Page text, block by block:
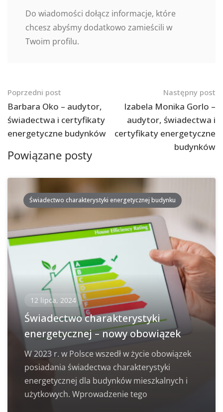
Do wiadomości dołącz informacje, które
chcesz abyśmy dodatkowo zamieścili w
Twoim profilu.
Nawigacja
po
postach
Poprzedni post
Barbara Oko – audytor,
świadectwa i certyfikaty
energetyczne budynków
Następny post
Izabela Monika Gorlo –
audytor, świadectwa i
certyfikaty energetyczne
budynków
Powiązane posty
Świadectwo charakterystyki energetycznej budynku
12 lipca, 2024
Świadectwo charakterystyki
energetycznej – nowy obowiązek
W 2023 r. w Polsce wszedł w życie obowiązek
posiadania świadectwa charakterystyki
energetycznej dla budynków mieszkalnych i
użytkowych. Wprowadzenie tego